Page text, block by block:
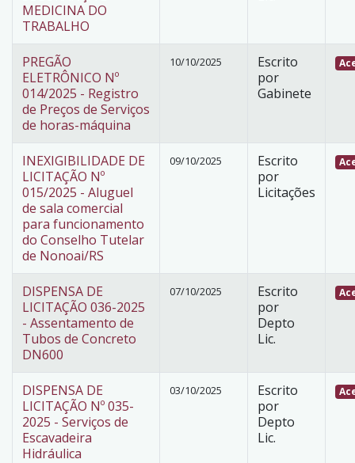
MEDICINA DO
TRABALHO
PREGÃO
ELETRÔNICO Nº
014/2025 - Registro
de Preços de Serviços
de horas-máquina
10/10/2025
Escrito
por
Gabinete
INEXIGIBILIDADE DE
LICITAÇÃO Nº
015/2025 - Aluguel
de sala comercial
para funcionamento
do Conselho Tutelar
de Nonoai/RS
09/10/2025
Escrito
por
Licitações
DISPENSA DE
LICITAÇÃO 036-2025
- Assentamento de
Tubos de Concreto
DN600
07/10/2025
Escrito
por
Depto
Lic.
DISPENSA DE
LICITAÇÃO Nº 035-
2025 - Serviços de
Escavadeira
Hidráulica
03/10/2025
Escrito
por
Depto
Lic.